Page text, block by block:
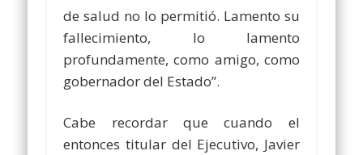
de salud no lo permitió. Lamento su
fallecimiento, lo lamento
profundamente, como amigo, como
gobernador del Estado”.
Cabe recordar que cuando el
entonces titular del Ejecutivo, Javier